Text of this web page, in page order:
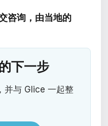
咨询，由当地的
下一步
并与 Glice 一起整